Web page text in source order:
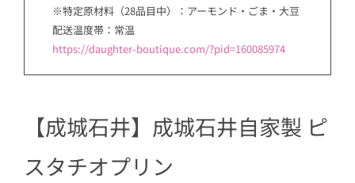
※特定原材料（28品目中）：アーモンド・ごま・大豆
配送温度帯：常温
https://daughter-boutique.com/?pid=160085974
【成城石井】成城石井自家製 ピ
スタチオプリン